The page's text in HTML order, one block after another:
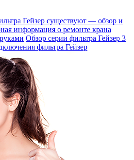
Гейзер существуют — обзор и
информация о ремонте крана
Обзор серии фильтра Гейзер 3
фильтра Гейзер